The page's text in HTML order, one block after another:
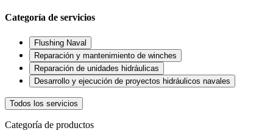
Categoría de servicios
Flushing Naval
Reparación y mantenimiento de winches
Reparación de unidades hidráulicas
Desarrollo y ejecución de proyectos hidráulicos navales
Todos los servicios
Categoría de productos